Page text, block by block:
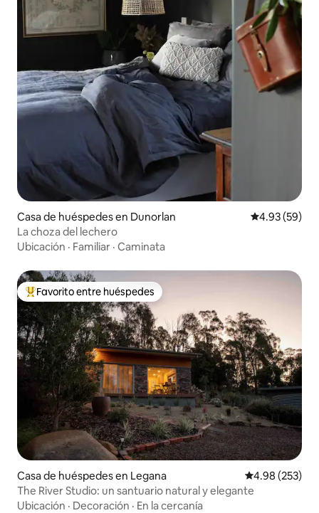
Casa de huéspedes en Dunorlan Calificación
4.93 (59)
La choza del lechero
Ubicación · Familiar · Caminata
Favorito entre huéspedes preferido
Favorito entre huéspedes
Casa de huéspedes en Legana Calificación
4.98 (253)
The River Studio: un santuario natural y elegante
Ubicación · Decoración · En la cercanía